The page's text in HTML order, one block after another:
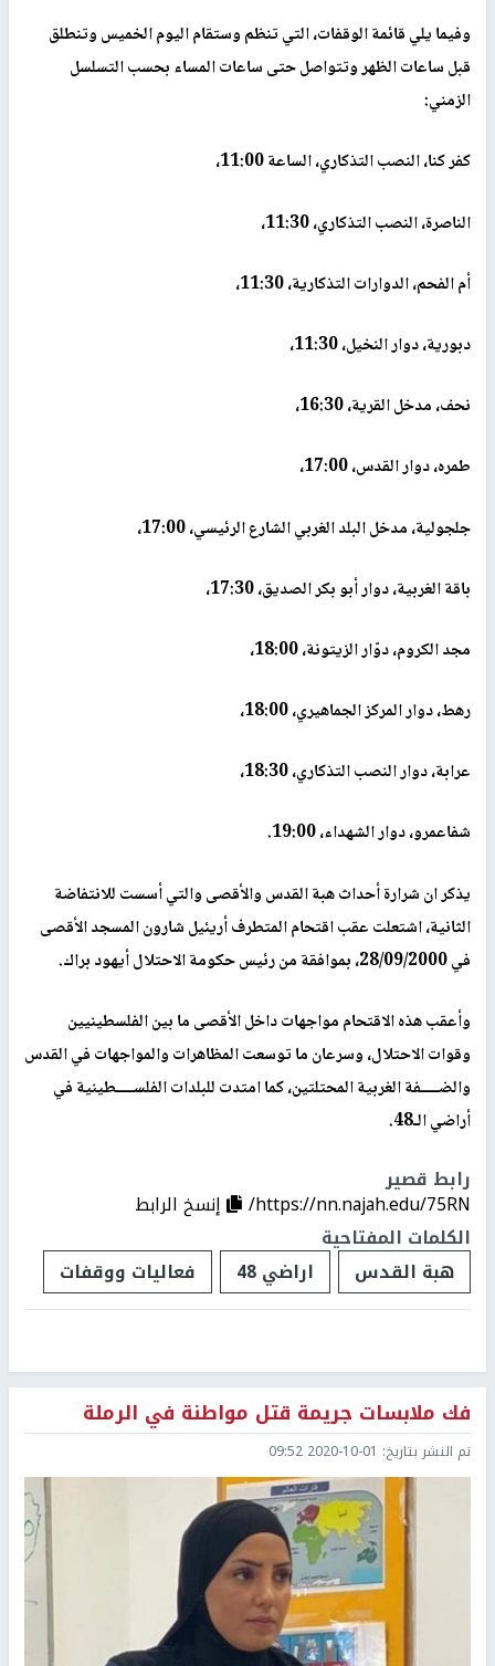
وفيما يلي قائمة الوقفات، التي تنظم وستقام اليوم الخميس وتنطلق
قبل ساعات الظهر وتتواصل حتى ساعات المساء بحسب التسلسل
الزمني:
كفر كنا، النصب التذكاري، الساعة 11:00،
الناصرة، النصب التذكاري، 11:30،
أم الفحم، الدوارات التذكارية، 11:30،
دبورية، دوار النخيل، 11:30،
نحف، مدخل القرية، 16:30،
طمره، دوار القدس، 17:00،
جلجولية، مدخل البلد الغربي الشارع الرئيسي، 17:00،
باقة الغربية، دوار أبو بكر الصديق، 17:30،
مجد الكروم، دوّار الزيتونة، 18:00،
رهط، دوار المركز الجماهيري، 18:00،
عرابة، دوار النصب التذكاري، 18:30،
شفاعمرو، دوار الشهداء، 19:00.
يذكر ان شرارة أحداث هبة القدس والأقصى والتي أسست للانتفاضة
الثانية، اشتعلت عقب اقتحام المتطرف أريئيل شارون المسجد الأقصى
في 28/09/2000، بموافقة من رئيس حكومة الاحتلال أيهود براك.
وأعقب هذه الاقتحام مواجهات داخل الأقصى ما بين الفلسطينيين
وقوات الاحتلال، وسرعان ما توسعت المظاهرات والمواجهات في القدس
والضــــفة الغربية المحتلتين، كما امتدت للبلدات الفلســــطينية في
أراضي الـ48.
رابط قصير
https://nn.najah.edu/75RN/
إنسخ الرابط
الكلمات المفتاحية
هبة القدس
اراضي 48 فعاليات ووقفات
فك ملابسات جريمة قتل مواطنة في الرملة
تم النشر بتاريخ: 2020-10-01 09:52